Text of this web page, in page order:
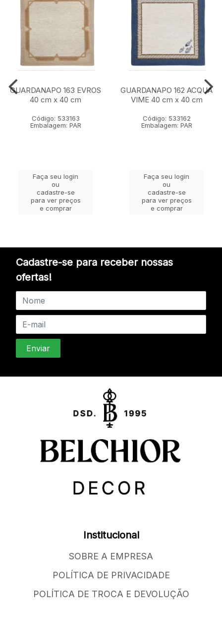
GUARDANAPO 163 EVROS
40 cm x 40 cm
Código: 533163
Embalagem: PAR
Faça seu login
ou
cadastre-se
para ver preços
e comprar
GUARDANAPO 162 ACQUA
VIME 40 cm x 40 cm
Código: 533162
Embalagem: PAR
Faça seu login
ou
cadastre-se
para ver preços
e comprar
Cadastre-se para receber nossas
ofertas!
Institucional
SOBRE A EMPRESA
POLÍTICA DE PRIVACIDADE
POLÍTICA DE TROCA E DEVOLUÇÃO